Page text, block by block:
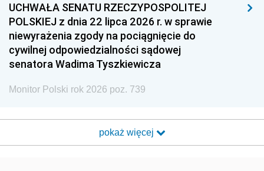
UCHWAŁA SENATU RZECZYPOSPOLITEJ
POLSKIEJ z dnia 22 lipca 2026 r. w sprawie
niewyrażenia zgody na pociągnięcie do
cywilnej odpowiedzialności sądowej
senatora Wadima Tyszkiewicza
Monitor Polski rok 2026 poz. 739
pokaż więcej